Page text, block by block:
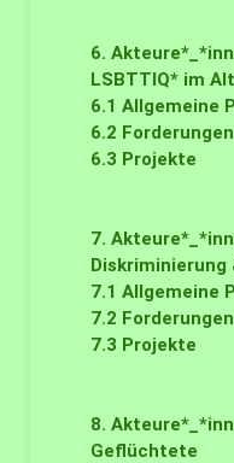
6.
LSBTTIQ* im
6.1 Allgemeine
6.2 Forderungen
6.3 Projekte
7.
Diskriminierung
7.1 Allgemeine
7.2 Forderungen
7.3 Projekte
8.
Geflüchtete